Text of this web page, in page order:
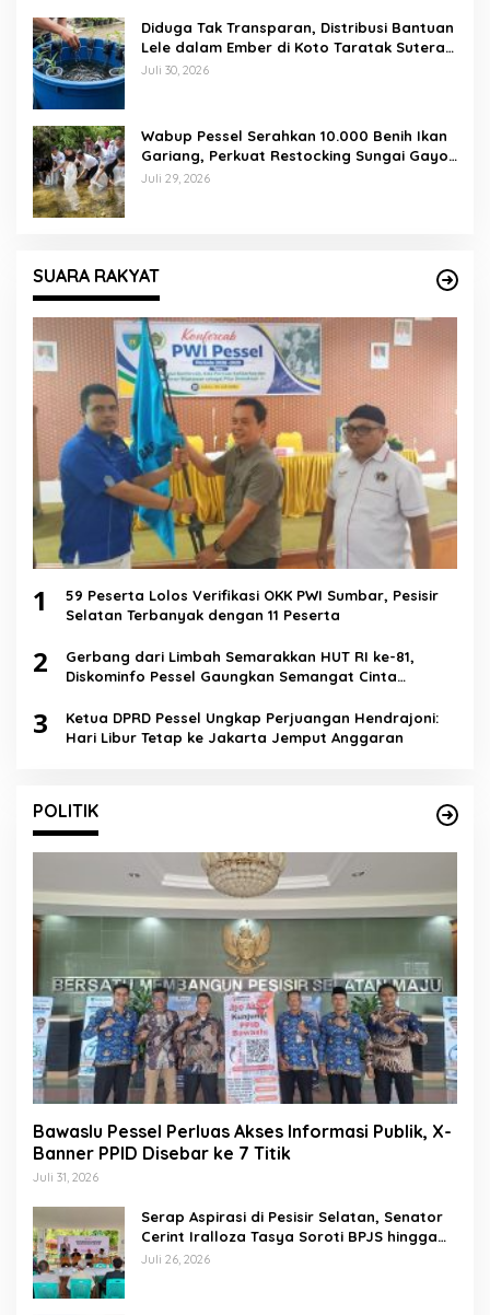
Diduga Tak Transparan, Distribusi Bantuan
Lele dalam Ember di Koto Taratak Sutera
Tuai Sorotan Warga
Juli 30, 2026
Wabup Pessel Serahkan 10.000 Benih Ikan
Gariang, Perkuat Restocking Sungai Gayo
demi Kelestarian Perairan
Juli 29, 2026
SUARA RAKYAT
1
59 Peserta Lolos Verifikasi OKK PWI Sumbar, Pesisir
Selatan Terbanyak dengan 11 Peserta
2
Gerbang dari Limbah Semarakkan HUT RI ke-81,
Diskominfo Pessel Gaungkan Semangat Cinta
3
Ketua DPRD Pessel Ungkap Perjuangan Hendrajoni:
Hari Libur Tetap ke Jakarta Jemput Anggaran
POLITIK
Bawaslu Pessel Perluas Akses Informasi Publik, X-
Banner PPID Disebar ke 7 Titik
Juli 31, 2026
Serap Aspirasi di Pesisir Selatan, Senator
Cerint Iralloza Tasya Soroti BPJS hingga
Kurikulum Merdeka
Juli 26, 2026